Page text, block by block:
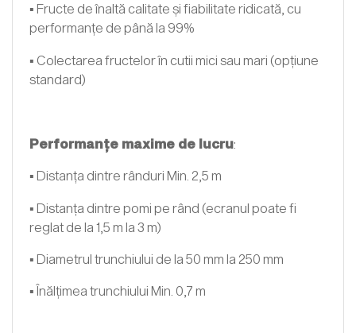
▪ Fructe de înaltă calitate și fiabilitate ridicată, cu
performanțe de până la 99%
▪ Colectarea fructelor în cutii mici sau mari (opțiune
standard)
Performanțe maxime de lucru:
▪ Distanţa dintre rânduri Min. 2,5 m
▪ Distanța dintre pomi pe rând (ecranul poate fi
reglat de la 1,5 m la 3 m)
▪ Diametrul trunchiului de la 50 mm la 250 mm
▪ Înălţimea trunchiului Min. 0,7 m